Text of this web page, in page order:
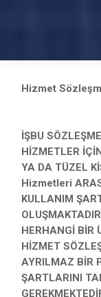
Hizmet
İŞBU
HİZMETLER
YA DA TÜZEL
Hizmetleri
KULLANIM
HERHANGİ BİR
HİZMET
AYRILMAZ BİR
ŞARTLARINI